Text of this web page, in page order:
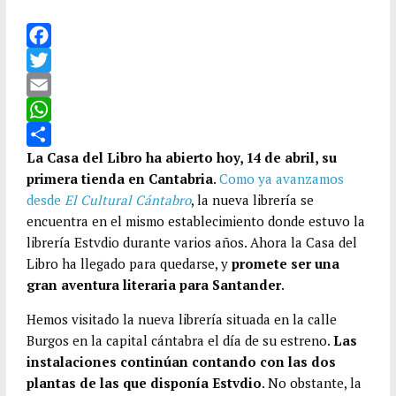
F
a
c
e
b
o
o
k
T
w
t
t
e
r
E
m
a
i
l
W
h
a
t
s
A
p
C
o
m
p
a
r
i
r
La Casa del Libro ha abierto hoy, 14 de abril, su
primera tienda en Cantabria. Como ya avanzamos
desde El Cultural Cántabro, la nueva librería se
encuentra en el mismo establecimiento donde estuvo la
librería Estvdio durante varios años. Ahora la Casa del
Libro ha llegado para quedarse, y promete ser una
gran aventura literaria para Santander.
Hemos visitado la nueva librería situada en la calle
Burgos en la capital cántabra el día de su estreno. Las
instalaciones continúan contando con las dos
plantas de las que disponía Estvdio. No obstante, la